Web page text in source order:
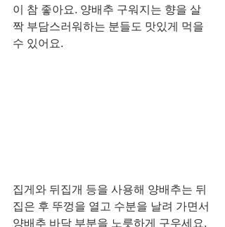
이 참 좋아요. 양배추 구워지는 향을 살
짝 부담스러워하는 분들도 맛있게 먹을
수 있어요.
집게와 뒤집개 등을 사용해 양배추는 뒤
집은 후 뚜껑을 열고 수분을 날려 가면서
양배추 바닥 부분을 노릇하게 구우세요.